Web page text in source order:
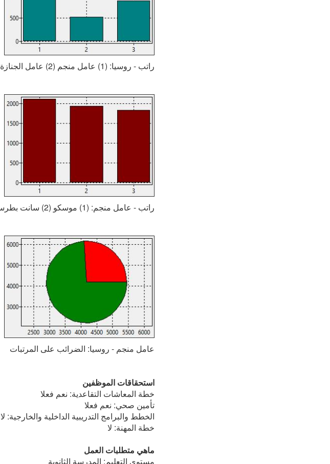
راتب - روسيا: (1) عامل منجم (2) عامل الجنازة (3) الراعي
راتب - عامل منجم: (1) موسكو (2) سانت بطرسبرغ (3) نوفوسيبيرسك
عامل منجم - روسيا: الضرائب على المرتبات
استحقاقات الموظفين
خطة المعاشات التقاعدية: نعم فعلا
تأمين صحي: نعم فعلا
الخطط والبرامج التدريبية الداخلية والخارجية: لا
خطة المهنة: لا
ماهي متطلبات العمل
مستوى التعليم: المدرسة الثانوية